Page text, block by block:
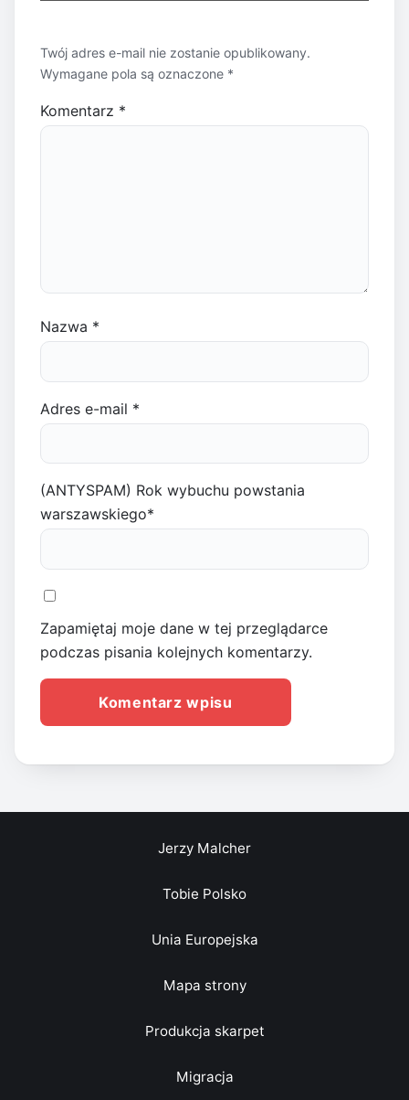
Twój adres e-mail nie zostanie opublikowany.
Wymagane pola są oznaczone *
Komentarz *
Nazwa *
Adres e-mail *
(ANTYSPAM) Rok wybuchu powstania
warszawskiego*
Zapamiętaj moje dane w tej przeglądarce
podczas pisania kolejnych komentarzy.
Jerzy Malcher
Tobie Polsko
Unia Europejska
Mapa strony
Produkcja skarpet
Migracja